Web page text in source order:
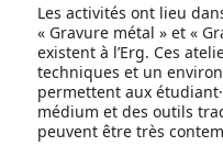
actualités
contact
réussite
inclusif
cellule
d'écoute
Les activités ont lieu
« Gravure métal » et «
existent à l’Erg. Ces
techniques et un
permettent aux
médium et des outils
peuvent être très